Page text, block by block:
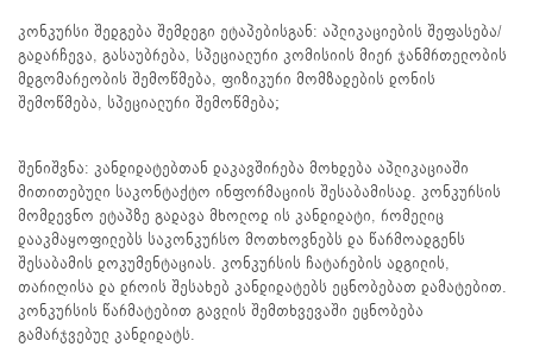
კონკურსი შედგება შემდეგი ეტაპებისგან: აპლიკაციების შეფასება/
გადარჩევა, გასაუბრება, სპეციალური კომისიის მიერ ჯანმრთელობის
მდგომარეობის შემოწმება, ფიზიკური მომზადების დონის
შემოწმება, სპეციალური შემოწმება;
შენიშვნა: კანდიდატებთან დაკავშირება მოხდება აპლიკაციაში
მითითებული საკონტაქტო ინფორმაციის შესაბამისად. კონკურსის
მომდევნო ეტაპზე გადავა მხოლოდ ის კანდიდატი, რომელიც
დააკმაყოფილებს საკონკურსო მოთხოვნებს და წარმოადგენს
შესაბამის დოკუმენტაციას. კონკურსის ჩატარების ადგილის,
თარიღისა და დროის შესახებ კანდიდატებს ეცნობებათ დამატებით.
კონკურსის წარმატებით გავლის შემთხვევაში ეცნობება
გამარჯვებულ კანდიდატს.